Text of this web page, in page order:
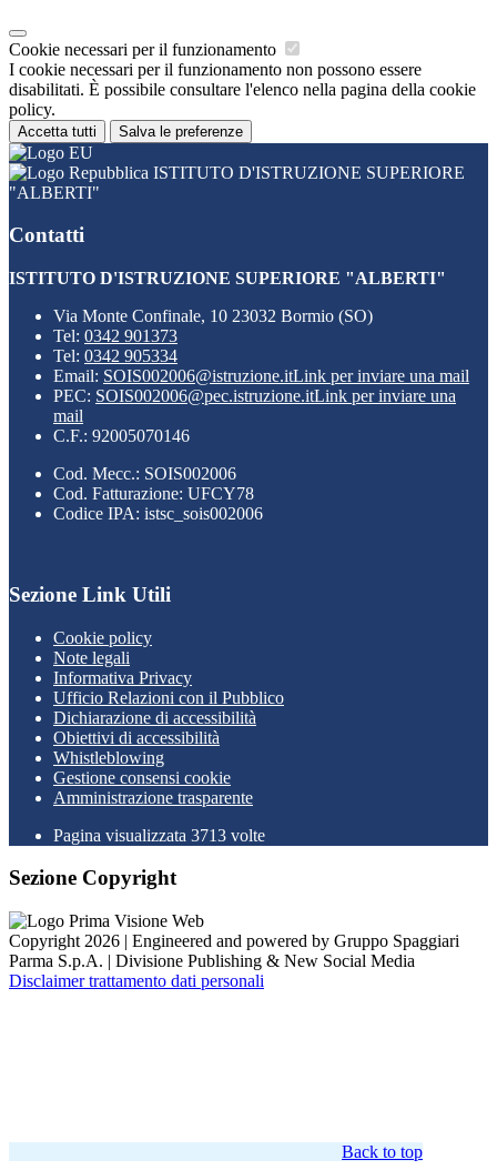
Cookie necessari per il funzionamento
I cookie necessari per il funzionamento non possono essere
disabilitati. È possibile consultare l'elenco nella pagina della cookie
policy.
Accetta tutti Salva le preferenze
ISTITUTO D'ISTRUZIONE SUPERIORE
"ALBERTI"
Contatti
ISTITUTO D'ISTRUZIONE SUPERIORE "ALBERTI"
Via Monte Confinale, 10 23032 Bormio (SO)
Tel: 0342 901373
Tel: 0342 905334
Email: SOIS002006@istruzione.itLink per inviare una mail
PEC: SOIS002006@pec.istruzione.itLink per inviare una
mail
C.F.: 92005070146
Cod. Mecc.: SOIS002006
Cod. Fatturazione: UFCY78
Codice IPA: istsc_sois002006
Sezione Link Utili
Cookie policy
Note legali
Informativa Privacy
Ufficio Relazioni con il Pubblico
Dichiarazione di accessibilità
Obiettivi di accessibilità
Whistleblowing
Gestione consensi cookie
Amministrazione trasparente
Pagina visualizzata 3713 volte
Sezione Copyright
Copyright 2026 | Engineered and powered by Gruppo Spaggiari
Parma S.p.A. | Divisione Publishing & New Social Media
Disclaimer trattamento dati personali
Back to top